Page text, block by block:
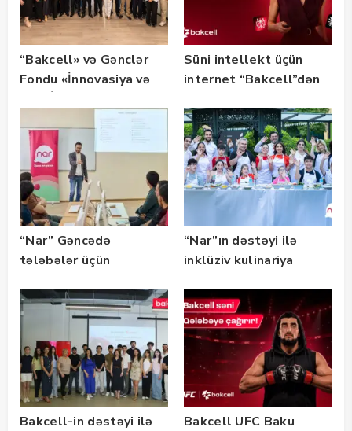
“Bakcell» və Gənclər
Fondu «İnnovasiya və
təqaüd proqramının
qalibləri ilə görüş
keçirib
Süni intellekt üçün
internet “Bakcell”dən
“Nar” Gəncədə
tələbələr üçün
təlimləri təşkil edib
“Nar”ın dəstəyi ilə
inklüziv kulinariya
keçirilib — Fotolar
Bakcell-in dəstəyi ilə
Bakcell UFC Baku